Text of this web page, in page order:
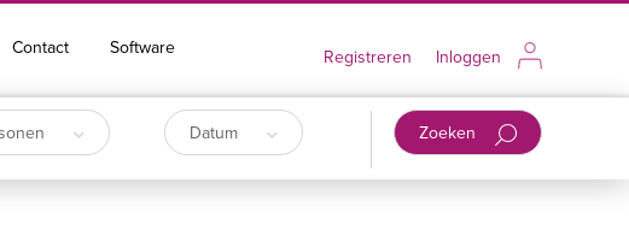
Contact Software Registreren Inloggen
Datum Zoeken